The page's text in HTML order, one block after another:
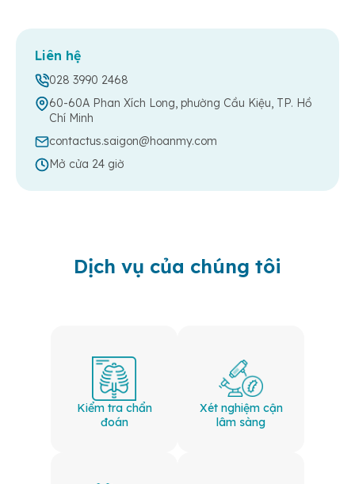
Liên hệ
028 3990 2468
60-60A Phan Xích Long, phường Cầu Kiệu, TP. Hồ
Chí Minh
contactus.saigon@hoanmy.com
Mở cửa 24 giờ
Dịch vụ của chúng tôi
Kiểm tra chẩn
đoán
Xét nghiệm cận
lâm sàng